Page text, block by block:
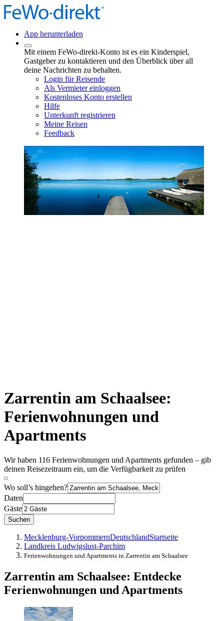
App herunterladen
Mit einem FeWo-direkt-Konto ist es ein Kinderspiel,
Gastgeber zu kontaktieren und den Überblick über all
deine Nachrichten zu behalten.
Login für Reisende
Als Vermieter einloggen
Kostenloses Konto erstellen
Hilfe
Unterkunft registrieren
Meine Reisen
Feedback
Zarrentin am Schaalsee:
Ferienwohnungen und
Apartments
Wir haben 116 Ferienwohnungen und Apartments gefunden – gib
deinen Reisezeitraum ein, um die Verfügbarkeit zu prüfen
Wo soll’s hingehen?
Daten
Gäste
Suchen
Mecklenburg-VorpommernDeutschlandStartseite
Landkreis Ludwigslust-Parchim
Ferienwohnungen und Apartments in Zarrentin am Schaalsee
Zarrentin am Schaalsee: Entdecke
Ferienwohnungen und Apartments